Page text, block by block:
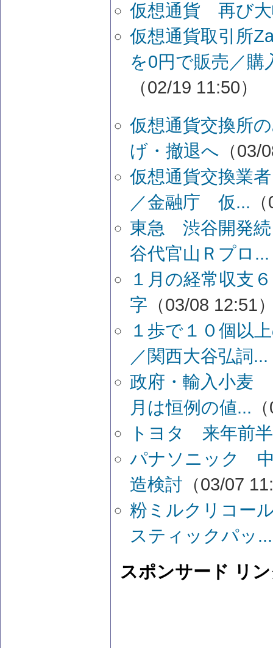
仮想通貨 再び大
仮想通貨取引所
を0円で販売／
（02/19 11:50）
仮想通貨交換所
げ・撤退へ （03/
仮想通貨交換業
／金融庁 仮...
東急 渋谷開発
谷代官山Ｒプロ...
１月の経常収支
字 （03/08 12:51
１歩で１０個以
／関西大谷弘詞...
政府・輸入小麦
月は恒例の値...
トヨタ 来年前
パナソニック 中
造検討 （03/07
粉ミルクリコ
スティックパッ...
スポンサード リ